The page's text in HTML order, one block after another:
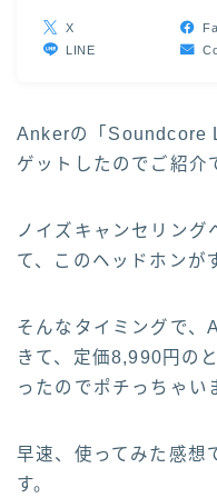
X
LINE
Ankerの「Soundcore
ゲットしたのでご紹介
ノイズキャンセリング
て、このヘッドホンが
そんなタイミングで、
きて、定価8,990円の
ったのでポチっちゃい
早速、使ってみた感想
す。